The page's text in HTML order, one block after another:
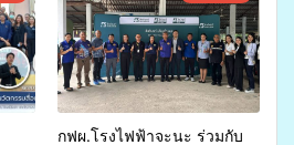
รองรับการจัดบริการพาหนะรับ
ส่งผู้ทุพพลภาพเพื่อเข้ารับ
บริการสาธารณสุข ลดความ
เหลื่อมล้ำ ยกระดับคุณภาพ
ชีวิตประชาชนอย่างยั่งยืน
กฟผ.โรงไฟฟ้าจะนะ ร่วมกับ